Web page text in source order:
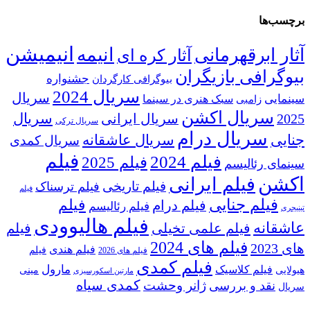
برچسب‌ها
آثار ابرقهرمانی آثار کره ای انیمه انیمیشن
بیوگرافی بازیگران بیوگرافی کارگردان جشنواره
سینمایی زامبی سبک هنری در سینما سریال 2024
سریال
2025 سریال اکشن سریال ایرانی سریال ترکی سریال
جنایی سریال درام سریال عاشقانه سریال کمدی
سینمای رئالیسم فیلم 2024 فیلم 2025
فیلم
اکشن فیلم ایرانی فیلم تاریخی فیلم ترسناک فیلم
تینیجری فیلم جنایی فیلم درام فیلم رئالیسم فیلم
عاشقانه فیلم علمی تخیلی فیلم هالیوودی فیلم
های 2023
فیلم های 2024 فیلم های 2026 فیلم هندی فیلم
هیولایی فیلم کلاسیک فیلم کمدی مارتین اسکورسیزی مارول مینی
سریال نقد و بررسی ژانر وحشت کمدی سیاه